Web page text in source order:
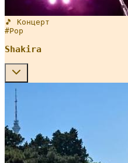
🎵 Концерт
#Pop
Shakira